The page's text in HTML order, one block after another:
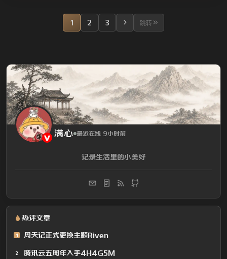
1 2 3 跳转
满心 最近在线 9小时前
记录生活里的小美好
热评文章
1 周天记正式更换主题Riven
2 腾讯云五周年入手4H4G5M